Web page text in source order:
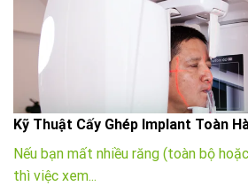
Kỹ Thuật Cấy Ghép Implant Toàn
Nếu bạn mất nhiều răng (toàn bộ
thì việc xem...